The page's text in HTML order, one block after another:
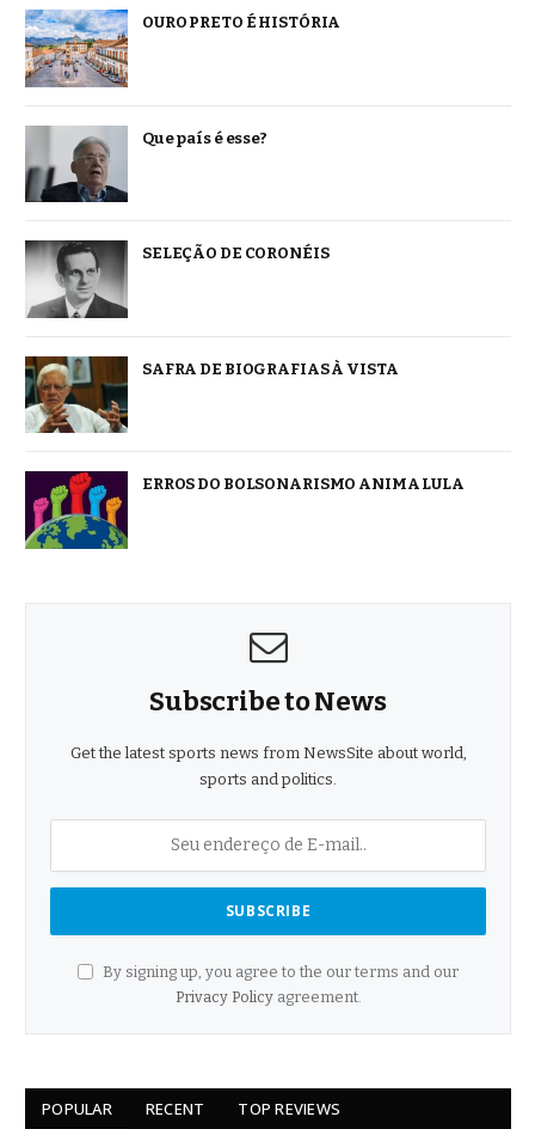
OURO PRETO É HISTÓRIA
Que país é esse?
SELEÇÃO DE CORONÉIS
SAFRA DE BIOGRAFIAS À VISTA
ERROS DO BOLSONARISMO ANIMA LULA
Subscribe to News
Get the latest sports news from NewsSite about world,
sports and politics.
By signing up, you agree to the our terms and our
Privacy Policyagreement.
POPULAR RECENT TOP REVIEWS